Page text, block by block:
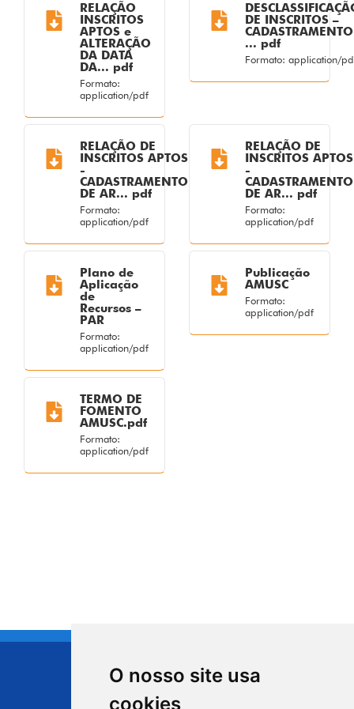
O nosso site usa
cookies
RELAÇÃO
INSCRITOS
APTOS e
ALTERAÇÃO
DA DATA
DA... pdf
Formato:
application/pdf
DE INSCRITOS –
CADASTRAMENTO
... pdf
Formato: application/
RELAÇÃO DE
INSCRITOS APTOS
-
CADASTRAMENTO
DE AR... pdf
Formato:
application/pdf
RELAÇÃO DE
INSCRITOS APTOS
-
CADASTRAMENTO
DE AR... pdf
Formato:
application/pdf
Plano de
Aplicação
de
Recursos –
PAR
Formato:
application/pdf
Publicação
AMUSC
Formato:
application/pdf
TERMO DE
FOMENTO
AMUSC.pdf
Formato:
application/pdf
CIDADE DE